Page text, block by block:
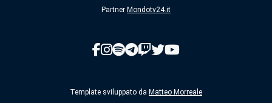
Partner Mondotv24.it
Template sviluppato da Matteo Morreale